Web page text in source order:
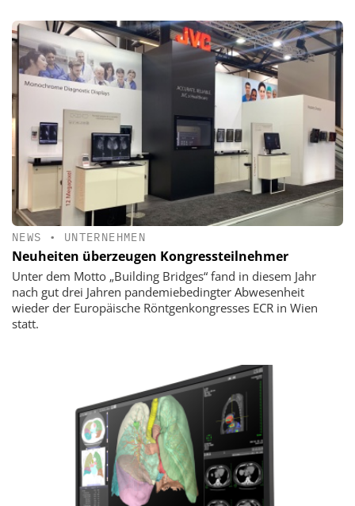
NEWS • UNTERNEHMEN
Neuheiten überzeugen Kongressteilnehmer
Unter dem Motto „Building Bridges“ fand in diesem Jahr
nach gut drei Jahren pandemiebedingter Abwesenheit
wieder der Europäische Röntgenkongresses ECR in Wien
statt.